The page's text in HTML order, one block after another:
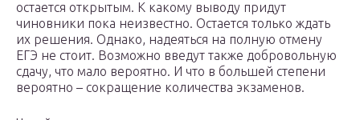
остается открытым. К какому выводу придут
чиновники пока неизвестно. Остается только ждать
их решения. Однако, надеяться на полную отмену
ЕГЭ не стоит. Возможно введут также добровольную
сдачу, что мало вероятно. И что в большей степени
вероятно – сокращение количества экзаменов.